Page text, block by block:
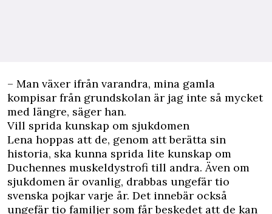
– Man växer ifrån varandra, mina gamla
kompisar från grundskolan är jag inte så mycket
med längre, säger han.
Vill sprida kunskap om sjukdomen
Lena hoppas att de, genom att berätta sin
historia, ska kunna sprida lite kunskap om
Duchennes muskeldystrofi till andra. Även om
sjukdomen är ovanlig, drabbas ungefär tio
svenska pojkar varje år. Det innebär också
ungefär tio familjer som får beskedet att de kan